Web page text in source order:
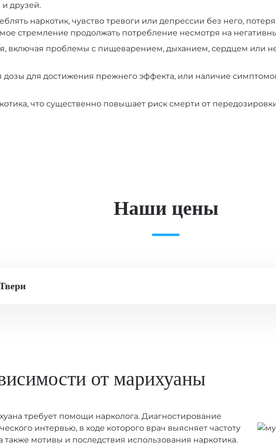
и друзей.
наркотик, чувство тревоги или депрессии без него,
стремление продолжать потребление несмотря на
включая проблемы с пищеварением, дыханием, сердцем или
для достижения прежнего эффекта, или наличие
что существенно повышает риск смерти от
Наши цены
Стоимость услуги
ЗАКАЗАТЬ ЗВОНОК
от марихуаны
требует помощи нарколога. Диагностирование
интервью, в ходе которого врач выясняет частоту
также мотивы и последствия использования наркотика.